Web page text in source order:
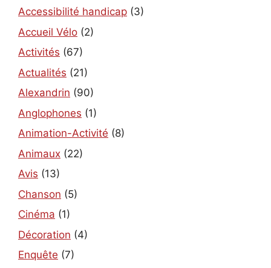
Accessibilité handicap (3)
Accueil Vélo (2)
Activités (67)
Actualités (21)
Alexandrin (90)
Anglophones (1)
Animation-Activité (8)
Animaux (22)
Avis (13)
Chanson (5)
Cinéma (1)
Décoration (4)
Enquête (7)